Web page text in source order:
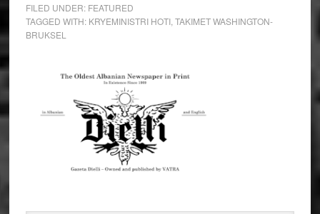
FILED UNDER: FEATURED
TAGGED WITH: KRYEMINISTRI HOTI, TAKIMET WASHINGTON-
BRUKSEL